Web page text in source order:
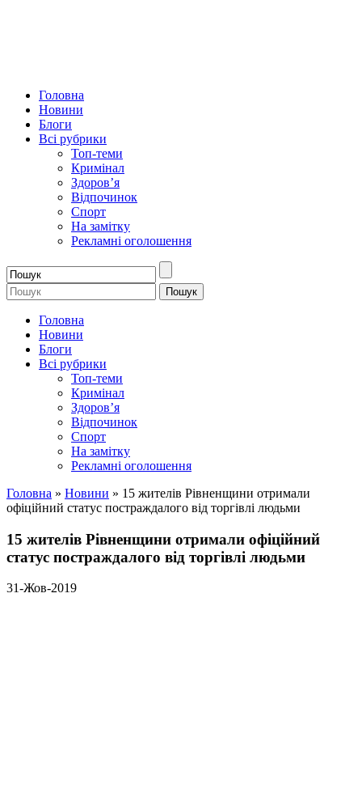
Головна
Новини
Блоги
Всі рубрики
Топ-теми
Кримінал
Здоров’я
Відпочинок
Спорт
На замітку
Рекламні оголошення
Головна
Новини
Блоги
Всі рубрики
Топ-теми
Кримінал
Здоров’я
Відпочинок
Спорт
На замітку
Рекламні оголошення
Головна » Новини » 15 жителів Рівненщини отримали
офіційний статус постраждалого від торгівлі людьми
15 жителів Рівненщини отримали офіційний
статус постраждалого від торгівлі людьми
31-Жов-2019